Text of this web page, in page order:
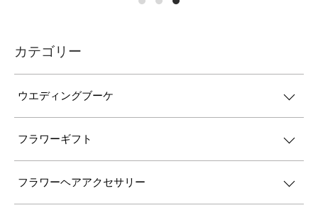
カテゴリー
ウエディングブーケ
フラワーギフト
フラワーヘアアクセサリー